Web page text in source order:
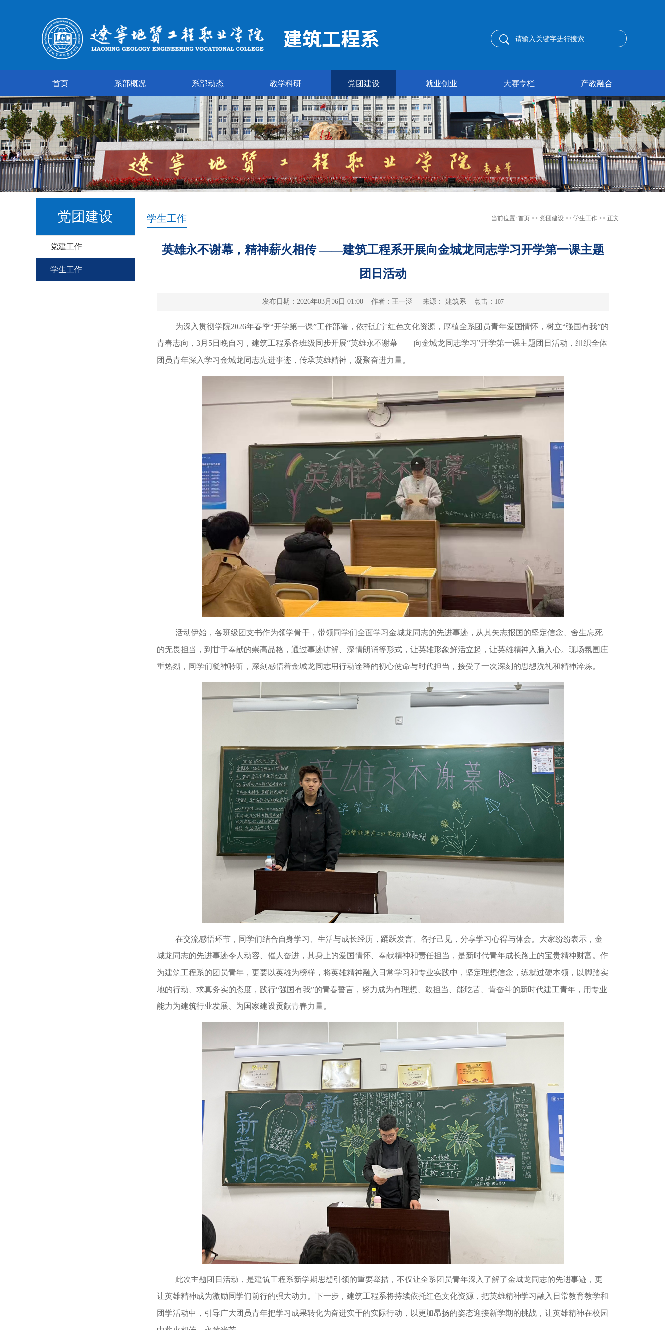
首页 系部概况 系部动态 教学科研 党团建设 就业创业 大赛专栏 产教融合
党团建设
党建工作
学生工作
学生工作 当前位置: 首页 >> 党团建设 >> 学生工作 >> 正文
英雄永不谢幕，精神薪火相传 ——建筑工程系开展向金城龙同志学习开学第一课主题
团日活动
发布日期：2026年03月06日 01:00 作者：王一涵 来源： 建筑系 点击： 107
为深入贯彻学院2026年春季“开学第一课”工作部署，依托辽宁红色文化资源，厚植全系团员青年爱国情怀，树立“强国有我”的
青春志向，3月5日晚自习，建筑工程系各班级同步开展“英雄永不谢幕——向金城龙同志学习”开学第一课主题团日活动，组织全体
团员青年深入学习金城龙同志先进事迹，传承英雄精神，凝聚奋进力量。
活动伊始，各班级团支书作为领学骨干，带领同学们全面学习金城龙同志的先进事迹，从其矢志报国的坚定信念、舍生忘死
的无畏担当，到甘于奉献的崇高品格，通过事迹讲解、深情朗诵等形式，让英雄形象鲜活立起，让英雄精神入脑入心。现场氛围庄
重热烈，同学们凝神聆听，深刻感悟着金城龙同志用行动诠释的初心使命与时代担当，接受了一次深刻的思想洗礼和精神淬炼。
在交流感悟环节，同学们结合自身学习、生活与成长经历，踊跃发言、各抒己见，分享学习心得与体会。大家纷纷表示，金
城龙同志的先进事迹令人动容、催人奋进，其身上的爱国情怀、奉献精神和责任担当，是新时代青年成长路上的宝贵精神财富。作
为建筑工程系的团员青年，更要以英雄为榜样，将英雄精神融入日常学习和专业实践中，坚定理想信念，练就过硬本领，以脚踏实
地的行动、求真务实的态度，践行“强国有我”的青春誓言，努力成为有理想、敢担当、能吃苦、肯奋斗的新时代建工青年，用专业
能力为建筑行业发展、为国家建设贡献青春力量。
此次主题团日活动，是建筑工程系新学期思想引领的重要举措，不仅让全系团员青年深入了解了金城龙同志的先进事迹，更
让英雄精神成为激励同学们前行的强大动力。下一步，建筑工程系将持续依托红色文化资源，把英雄精神学习融入日常教育教学和
团学活动中，引导广大团员青年把学习成果转化为奋进实干的实际行动，以更加昂扬的姿态迎接新学期的挑战，让英雄精神在校园